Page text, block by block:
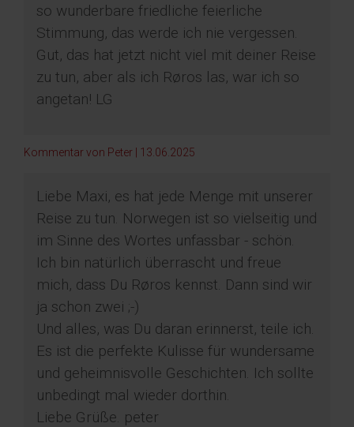
so wunderbare friedliche feierliche
Stimmung, das werde ich nie vergessen.
Gut, das hat jetzt nicht viel mit deiner Reise
zu tun, aber als ich Røros las, war ich so
angetan! LG
Kommentar von Peter | 13.06.2025
Liebe Maxi, es hat jede Menge mit unserer
Reise zu tun. Norwegen ist so vielseitig und
im Sinne des Wortes unfassbar - schön.
Ich bin natürlich überrascht und freue
mich, dass Du Røros kennst. Dann sind wir
ja schon zwei ;-)
Und alles, was Du daran erinnerst, teile ich.
Es ist die perfekte Kulisse für wundersame
und geheimnisvolle Geschichten. Ich sollte
unbedingt mal wieder dorthin.
Liebe Grüße. peter